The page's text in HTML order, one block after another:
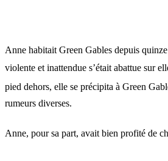
Anne habitait Green Gables depuis
violente et inattendue s’était abattue sur
pied dehors, elle se précipita à Green
rumeurs diverses.
Anne, pour sa part, avait bien profité de